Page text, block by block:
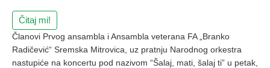
Čitaj mi!
Članovi Prvog ansambla i Ansambla veterana FA „Branko
Radičević“ Sremska Mitrovica, uz pratnju Narodnog orkestra
nastupiće na koncertu pod nazivom “Šalaj, mati, šalaj ti” u petak,